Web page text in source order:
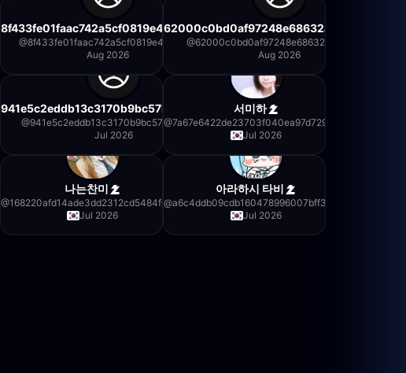
8f433fe01faac742a5cf0819e42397de
@8f433fe01faac742a5cf0819e42397de
Aug 2026
62000c0bd0af97248e68632a02cefbb9
@62000c0bd0af97248e68632a02cefbb9
Aug 2026
941e5c2eddb13c3170b9bc57b9e57271
@941e5c2eddb13c3170b9bc57b9e57271
Jul 2026
서미하
@7a67e6422de23703f040ea97d7296aad
Jul 2026
나는찬미
@168220afd14ade3dd2312cd5484f0013
Jul 2026
아라하시 타비
@a6c4ddb09cdb160478996007bff35296
Jul 2026